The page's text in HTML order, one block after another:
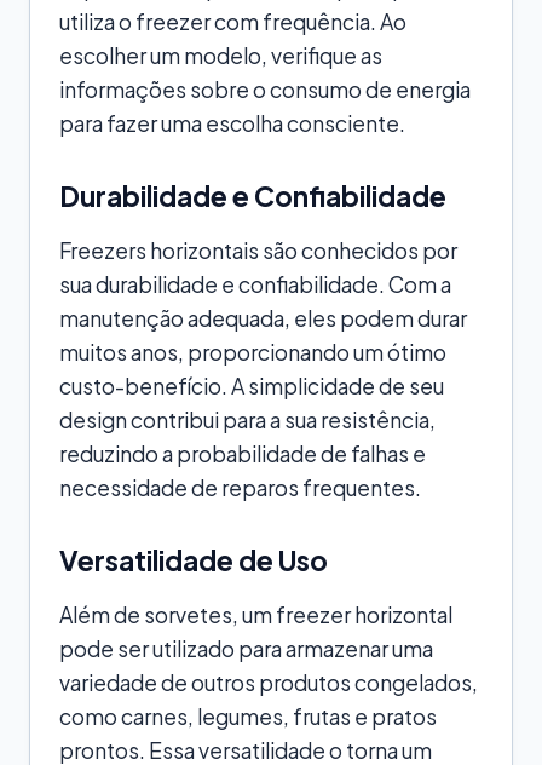
utiliza o freezer com frequência. Ao
escolher um modelo, verifique as
informações sobre o consumo de energia
para fazer uma escolha consciente.
Durabilidade e Confiabilidade
Freezers horizontais são conhecidos por
sua durabilidade e confiabilidade. Com a
manutenção adequada, eles podem durar
muitos anos, proporcionando um ótimo
custo-benefício. A simplicidade de seu
design contribui para a sua resistência,
reduzindo a probabilidade de falhas e
necessidade de reparos frequentes.
Versatilidade de Uso
Além de sorvetes, um freezer horizontal
pode ser utilizado para armazenar uma
variedade de outros produtos congelados,
como carnes, legumes, frutas e pratos
prontos. Essa versatilidade o torna um